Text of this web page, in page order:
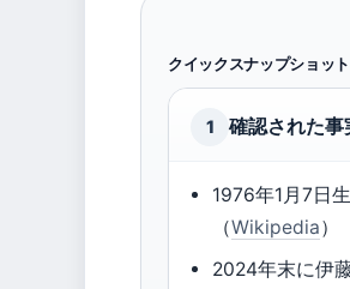
クイックスナップショット
1 確認された事
1976年1月7日
（Wikipedia）
2024年末に伊